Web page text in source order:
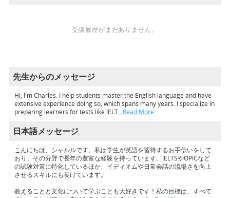
受講履歴がまだありません。
先生からのメッセージ
Hi, I'm Charles. I help students master the English language and have
extensive experience doing so, which spans many years. I specialize in
preparing learners for tests like IELT…Read More
日本語メッセージ
こんにちは、シャルルです。私は学生が英語を習得するお手伝いをして
おり、その分野で長年の豊富な経験を持っています。IELTSやOPICなど
の試験対策に特化しているほか、イディオムや日常会話の流暢さを向上
させるスキルにも長けています。
教えることと文化について学ぶことも大好きです！私の目標は、すべて